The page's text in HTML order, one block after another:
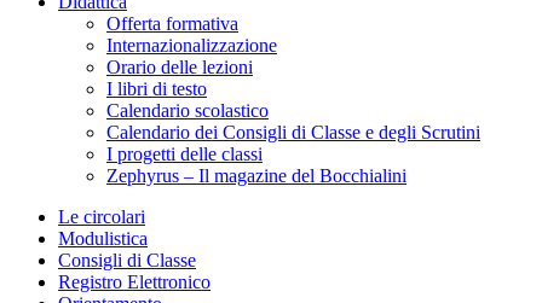
Offerta formativa
Internazionalizzazione
Orario delle lezioni
I libri di testo
Calendario scolastico
Calendario dei Consigli di Classe e degli Scrutini
I progetti delle classi
Zephyrus – Il magazine del Bocchialini
Le circolari
Modulistica
Consigli di Classe
Registro Elettronico